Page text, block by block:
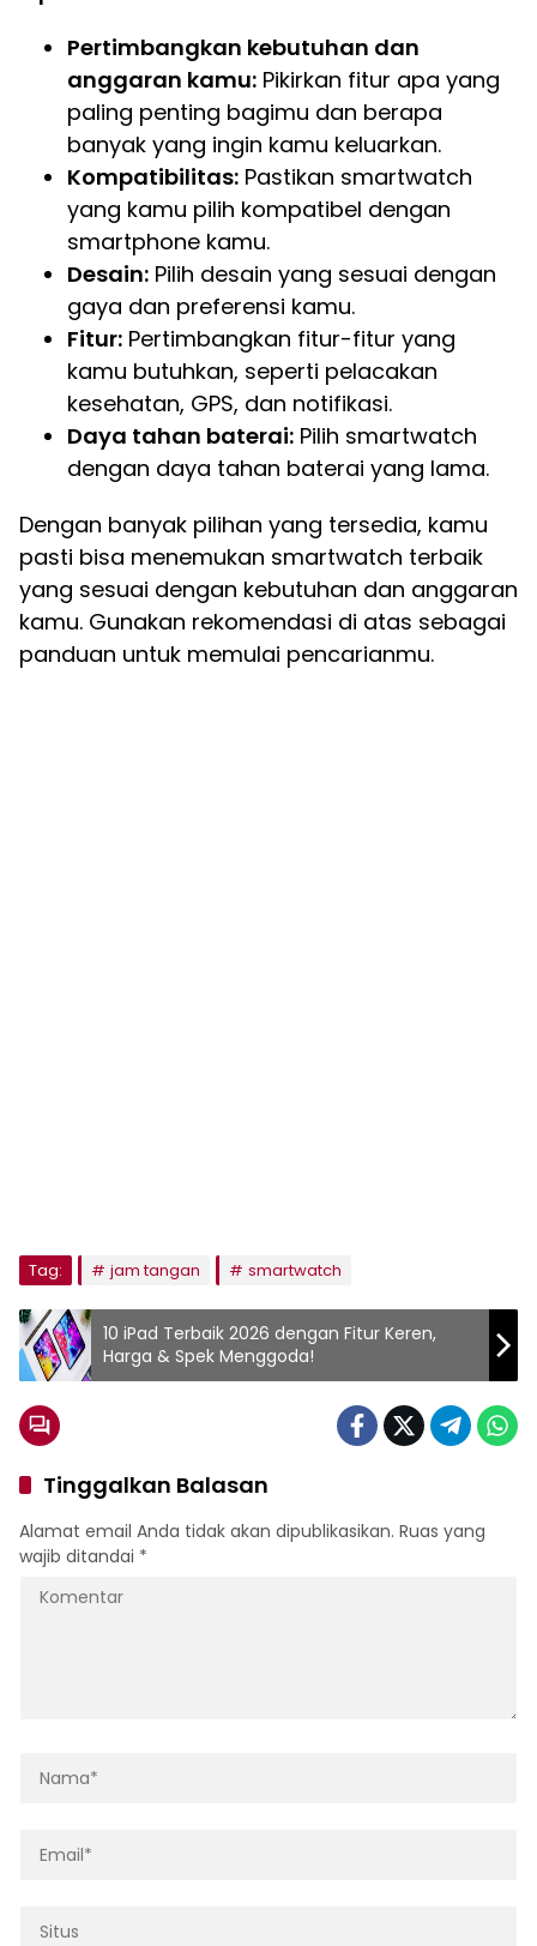
Pertimbangkan kebutuhan dan
anggaran kamu: Pikirkan fitur apa yang
paling penting bagimu dan berapa
banyak yang ingin kamu keluarkan.
Kompatibilitas: Pastikan smartwatch
yang kamu pilih kompatibel dengan
smartphone kamu.
Desain: Pilih desain yang sesuai dengan
gaya dan preferensi kamu.
Fitur: Pertimbangkan fitur-fitur yang
kamu butuhkan, seperti pelacakan
kesehatan, GPS, dan notifikasi.
Daya tahan baterai: Pilih smartwatch
dengan daya tahan baterai yang lama.
Dengan banyak pilihan yang tersedia, kamu
pasti bisa menemukan smartwatch terbaik
yang sesuai dengan kebutuhan dan anggaran
kamu. Gunakan rekomendasi di atas sebagai
panduan untuk memulai pencarianmu.
Tag: jam tangan smartwatch
10 iPad Terbaik 2026 dengan Fitur Keren,
Harga & Spek Menggoda!
Tinggalkan Balasan
Alamat email Anda tidak akan dipublikasikan. Ruas yang
wajib ditandai *